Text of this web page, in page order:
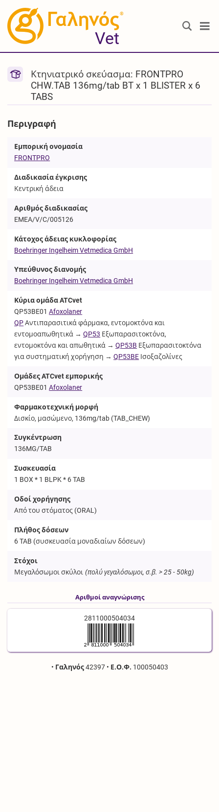
®
Vet
Κτηνιατρικό σκεύασμα: FRONTPRO
CHW.TAB 136mg/tab BT x 1 BLISTER x 6
TABS
Περιγραφή
Εμπορική ονομασία
FRONTPRO
Διαδικασία έγκρισης
Κεντρική άδεια
Αριθμός διαδικασίας
EMEA/V/C/005126
Κάτοχος άδειας κυκλοφορίας
Boehringer Ingelheim Vetmedica GmbH
Υπεύθυνος διανομής
Boehringer Ingelheim Vetmedica GmbH
Κύρια ομάδα ATCvet
QP53BE01 Afoxolaner
QPΑντιπαρασιτικά φάρμακα, εντομοκτόνα και
εντομοαπωθητικά →QP53 Εξωπαρασιτοκτόνα,
εντομοκτόνα και απωθητικά →QP53B Εξωπαρασιτοκτόνα
για συστηματική χορήγηση →QP53BE Ισοξαζολίνες
Ομάδες ATCvet εμπορικής
QP53BE01 Afoxolaner
Φαρμακοτεχνική μορφή
Δισκίο, μασώμενο, 136mg/tab (TAB_CHEW)
Συγκέντρωση
136MG/TAB
Συσκευασία
1 BOX * 1 BLPK * 6 TAB
Οδοί χορήγησης
Από του στόματος (ORAL)
Πλήθος δόσεων
6TAB (συσκευασία μοναδιαίων δόσεων)
Στόχοι
Μεγαλόσωμοι σκύλοι (πολύ γεγαλόσωμοι, σ.β. > 25 - 50kg)
Αριθμοί αναγνώρισης
2811000504034
• Γαληνός42397 • Ε.Ο.Φ. 100050403